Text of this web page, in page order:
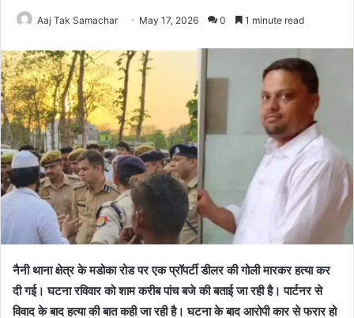
Aaj Tak Samachar May 17, 2026 0 1 minute read
नैनी थाना क्षेत्र के मडोका रोड पर एक प्रॉपर्टी डीलर की गोली मारकर हत्या कर
दी गई। घटना रविवार को शाम करीब पांच बजे की बताई जा रही है। पार्टनर से
विवाद के बाद हत्या की बात कही जा रही है। घटना के बाद आरोपी कार से फरार हो